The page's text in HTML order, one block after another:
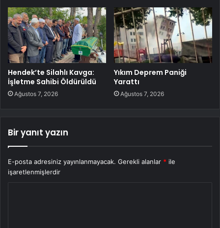
Hendek’te Silahlı Kavga:
İşletme Sahibi Öldürüldü
Ağustos 7, 2026
Yıkım Deprem Paniği
Yarattı
Ağustos 7, 2026
Bir yanıt yazın
E-posta adresiniz yayınlanmayacak. Gerekli alanlar * ile
işaretlenmişlerdir